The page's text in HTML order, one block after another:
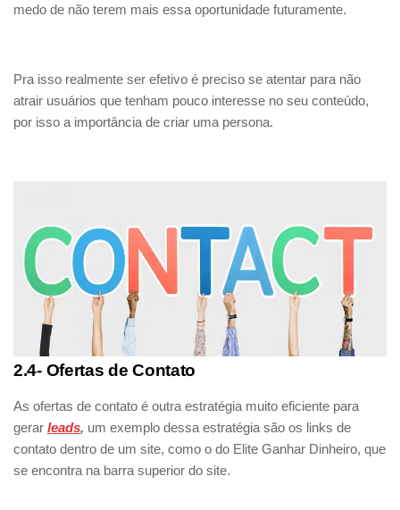
medo de não terem mais essa oportunidade futuramente.
Pra isso realmente ser efetivo é preciso se atentar para não
atrair usuários que tenham pouco interesse no seu conteúdo,
por isso a importância de criar uma persona.
2.4- Ofertas de Contato
As ofertas de contato é outra estratégia muito eficiente para
gerar leads, um exemplo dessa estratégia são os links de
contato dentro de um site, como o do Elite Ganhar Dinheiro, que
se encontra na barra superior do site.